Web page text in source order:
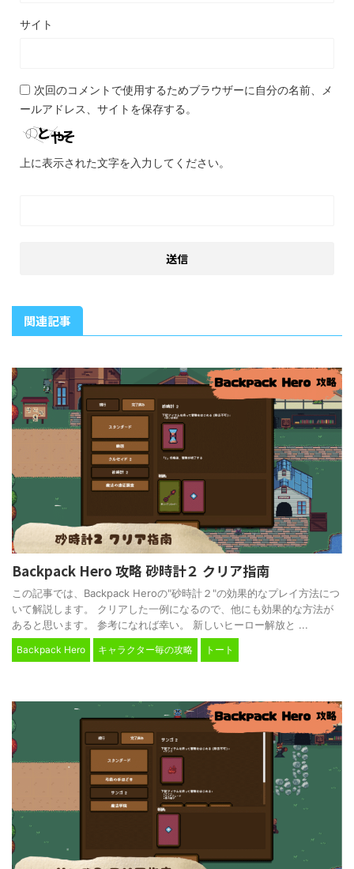
サイト
次回のコメントで使用するためブラウザーに自分の名前、メ
ールアドレス、サイトを保存する。
上に表示された文字を入力してください。
関連記事
Backpack Hero 攻略 砂時計２ クリア指南
この記事では、Backpack Heroの"砂時計２"の効果的なプレイ方法につ
いて解説します。 クリアした一例になるので、他にも効果的な方法が
あると思います。 参考になれば幸い。 新しいヒーロー解放と ...
Backpack Hero キャラクター毎の攻略 トート